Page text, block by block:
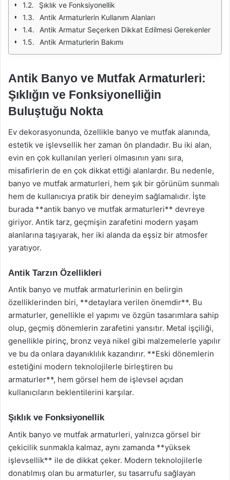
Şıklık ve Fonksiyonellik
Antik Armaturlerin Kullanım Alanları
Antik Armatur Seçerken Dikkat Edilmesi Gerekenler
Antik Armaturlerin Bakımı
Antik Banyo ve Mutfak Armaturleri:
Şıklığın ve Fonksiyonelliğin
Buluştuğu Nokta
Ev dekorasyonunda, özellikle banyo ve mutfak alanında,
estetik ve işlevsellik her zaman ön plandadır. Bu iki alan,
evin en çok kullanılan yerleri olmasının yanı sıra,
misafirlerin de en çok dikkat ettiği alanlardır. Bu nedenle,
banyo ve mutfak armaturleri, hem şık bir görünüm sunmalı
hem de kullanıcıya pratik bir deneyim sağlamalıdır. İşte
burada **antik banyo ve mutfak armaturleri** devreye
giriyor. Antik tarz, geçmişin zarafetini modern yaşam
alanlarına taşıyarak, her iki alanda da eşsiz bir atmosfer
yaratıyor.
Antik Tarzın Özellikleri
Antik banyo ve mutfak armaturlerinin en belirgin
özelliklerinden biri, **detaylara verilen önemdir**. Bu
armaturler, genellikle el yapımı ve özgün tasarımlara sahip
olup, geçmiş dönemlerin zarafetini yansıtır. Metal işçiliği,
genellikle pirinç, bronz veya nikel gibi malzemelerle yapılır
ve bu da onlara dayanıklılık kazandırır. **Eski dönemlerin
estetiğini modern teknolojilerle birleştiren bu
armaturler**, hem görsel hem de işlevsel açıdan
kullanıcıların beklentilerini karşılar.
Şıklık ve Fonksiyonellik
Antik banyo ve mutfak armaturleri, yalnızca görsel bir
çekicilik sunmakla kalmaz, aynı zamanda **yüksek
işlevsellik** ile de dikkat çeker. Modern teknolojilerle
donatılmış olan bu armaturler, su tasarrufu sağlayan